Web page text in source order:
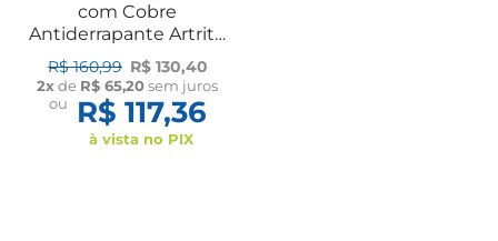
com Cobre
Antiderrapante Artrite
Artrose Tendinite Túnel
do Carpo LER DORT
Ortho Pauher
R$ 160,99 R$ 130,40
2xde R$ 65,20sem juros
ou
R$ 117,36
à vista no PIX